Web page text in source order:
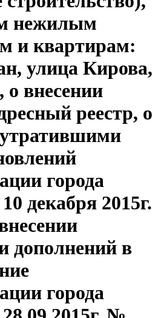
нежилым
и квартирам:
улица Кирова,
внесении
реестр, о
города
декабря 2015г.
дополнений в
города